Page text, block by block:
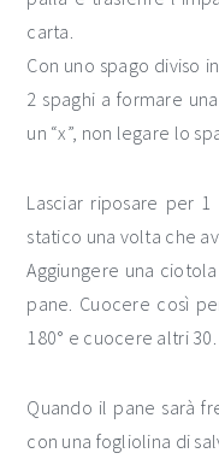
carta.
Con uno spago diviso
2 spaghi a formare
un “x”, non legare lo
Lasciar riposare per
statico una volta che
Aggiungere una
pane. Cuocere così
180° e cuocere altri 30.
Quando il pane sarà
con una fogliolina di